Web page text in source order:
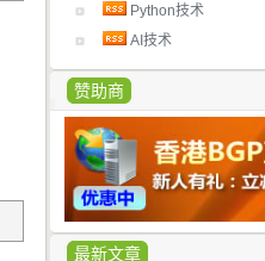
Python技术
AI技术
赞助商
最新文章